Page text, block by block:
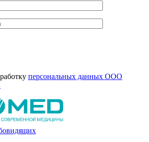
персональных данных ООО